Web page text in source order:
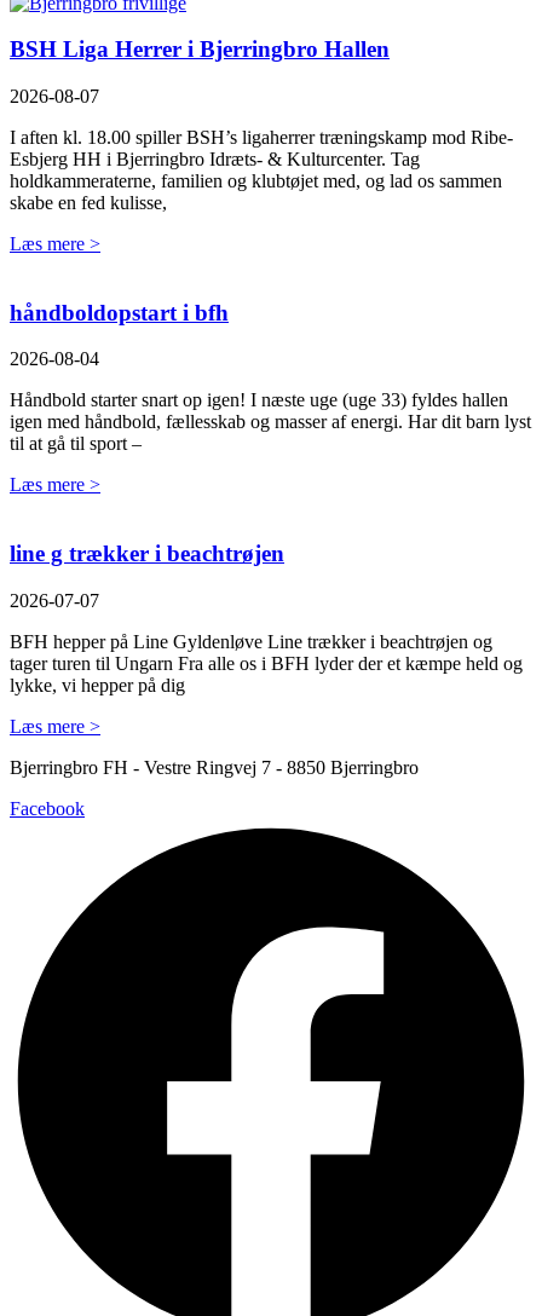
BSH Liga Herrer i Bjerringbro Hallen
2026-08-07
I aften kl. 18.00 spiller BSH’s ligaherrer træningskamp mod Ribe-
Esbjerg HH i Bjerringbro Idræts- & Kulturcenter. Tag
holdkammeraterne, familien og klubtøjet med, og lad os sammen
skabe en fed kulisse,
Læs mere >
håndboldopstart i bfh
2026-08-04
Håndbold starter snart op igen! I næste uge (uge 33) fyldes hallen
igen med håndbold, fællesskab og masser af energi. Har dit barn lyst
til at gå til sport –
Læs mere >
line g trækker i beachtrøjen
2026-07-07
BFH hepper på Line Gyldenløve Line trækker i beachtrøjen og
tager turen til Ungarn Fra alle os i BFH lyder der et kæmpe held og
lykke, vi hepper på dig
Læs mere >
Bjerringbro FH - Vestre Ringvej 7 - 8850 Bjerringbro
Facebook